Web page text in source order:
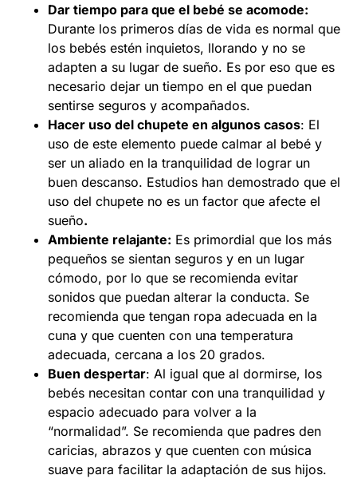
Dar tiempo para que el bebé se acomode:
Durante los primeros días de vida es normal que
los bebés estén inquietos, llorando y no se
adapten a su lugar de sueño. Es por eso que es
necesario dejar un tiempo en el que puedan
sentirse seguros y acompañados.
Hacer uso del chupete en algunos casos: El
uso de este elemento puede calmar al bebé y
ser un aliado en la tranquilidad de lograr un
buen descanso. Estudios han demostrado que el
uso del chupete no es un factor que afecte el
sueño.
Ambiente relajante: Es primordial que los más
pequeños se sientan seguros y en un lugar
cómodo, por lo que se recomienda evitar
sonidos que puedan alterar la conducta. Se
recomienda que tengan ropa adecuada en la
cuna y que cuenten con una temperatura
adecuada, cercana a los 20 grados.
Buen despertar: Al igual que al dormirse, los
bebés necesitan contar con una tranquilidad y
espacio adecuado para volver a la
“normalidad”. Se recomienda que padres den
caricias, abrazos y que cuenten con música
suave para facilitar la adaptación de sus hijos.